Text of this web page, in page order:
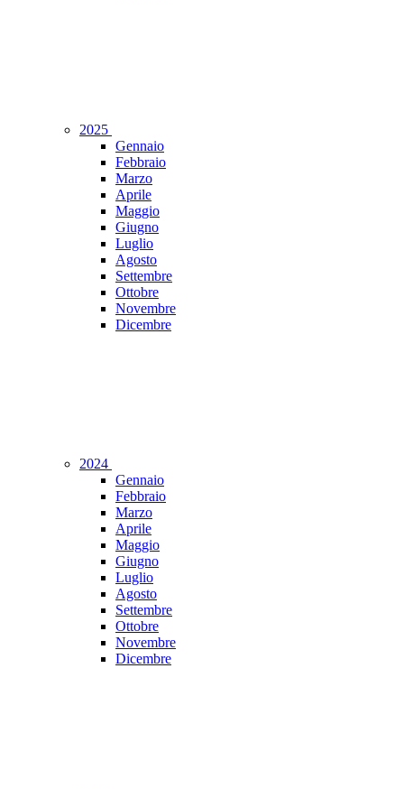
2025
Gennaio
Febbraio
Marzo
Aprile
Maggio
Giugno
Luglio
Agosto
Settembre
Ottobre
Novembre
Dicembre
2024
Gennaio
Febbraio
Marzo
Aprile
Maggio
Giugno
Luglio
Agosto
Settembre
Ottobre
Novembre
Dicembre